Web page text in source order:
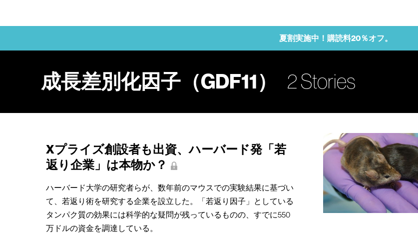
夏割実施中！購読料20％オフ。
成長差別化因子（GDF11） 2 Stories
Xプライズ創設者も出資、ハーバード発「若
返り企業」は本物か？
ハーバード大学の研究者らが、数年前のマウスでの実験結果に基づい
て、若返り術を研究する企業を設立した。「若返り因子」としている
タンパク質の効果には科学的な疑問が残っているものの、すでに550
万ドルの資金を調達している。